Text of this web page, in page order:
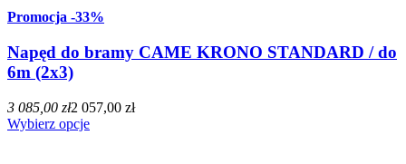
Promocja -33%
Napęd do bramy CAME KRONO STANDARD / do
6m (2x3)
3 085,00 zł2 057,00 zł
Wybierz opcje